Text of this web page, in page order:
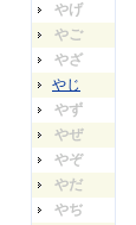
やげ
やご
やざ
やじ
やず
やぜ
やぞ
やだ
やぢ